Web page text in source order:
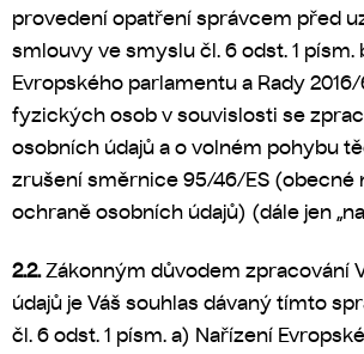
provedení opatření správcem před
smlouvy ve smyslu čl. 6 odst. 1 písm.
Evropského parlamentu a Rady
fyzických osob v souvislosti se
osobních údajů a o volném pohybu
zrušení směrnice 95/46/ES (obecné
ochraně osobních údajů) (dále jen
2.2.Zákonným důvodem zpracování
údajů je Váš souhlas dávaný tímto
čl. 6 odst. 1 písm. a) Nařízení